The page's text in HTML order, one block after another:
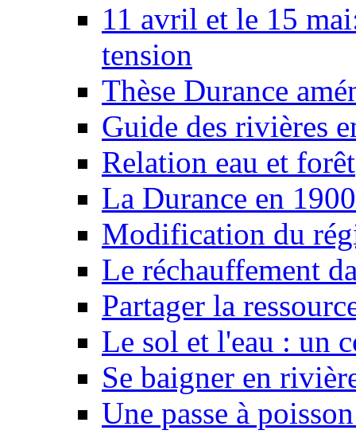
11 avril et le 15
tension
Thèse Durance
Guide des rivières
Relation eau et forêt
La Durance en 1900
Modification du
Le réchauffement
Partager la
Le sol et l'eau : un
Se baigner en
Une passe à